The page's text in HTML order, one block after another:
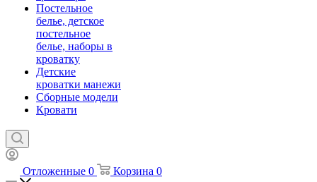
Постельное
белье, детское
постельное
белье, наборы в
кроватку
Детские
кроватки манежи
Сборные модели
Кровати
Отложенные 0 Корзина 0